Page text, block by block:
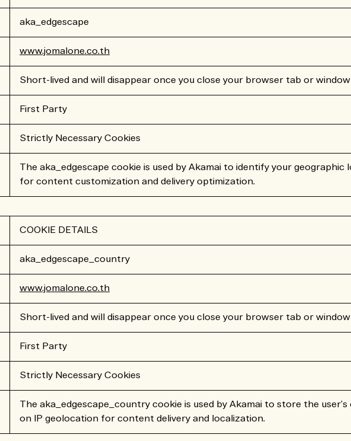
aka_edgescape
www.jomalone.co.th
Short-lived and will disappear once you close your browser tab or window
First Party
Strictly Necessary Cookies
The aka_edgescape cookie is used by Akamai to identify your geographic
for content customization and delivery optimization.
COOKIE DETAILS
aka_edgescape_country
www.jomalone.co.th
Short-lived and will disappear once you close your browser tab or window
First Party
Strictly Necessary Cookies
The aka_edgescape_country cookie is used by Akamai to store the
on IP geolocation for content delivery and localization.